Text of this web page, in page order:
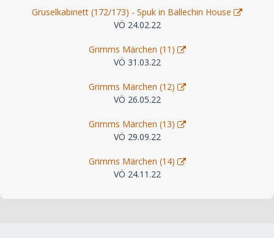
Gruselkabinett (172/173) - Spuk in Ballechin House
VÖ 24.02.22
Grimms Märchen (11)
VÖ 31.03.22
Grimms Märchen (12)
VÖ 26.05.22
Grimms Märchen (13)
VÖ 29.09.22
Grimms Märchen (14)
VÖ 24.11.22